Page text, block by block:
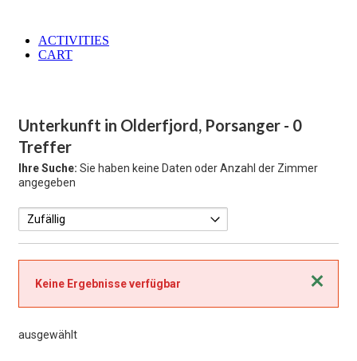
ACTIVITIES
CART
Unterkunft in Olderfjord, Porsanger - 0
Treffer
Ihre Suche: Sie haben keine Daten oder Anzahl der Zimmer
angegeben
Schließen
Keine Ergebnisse verfügbar
ausgewählt